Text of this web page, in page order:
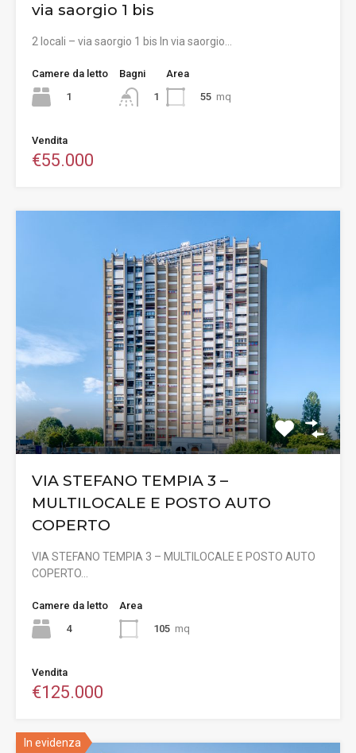
via saorgio 1 bis
2 locali – via saorgio 1 bis In via saorgio…
Camere da letto
1
Bagni
1
Area
55 mq
Vendita
€55.000
VIA STEFANO TEMPIA 3 –
MULTILOCALE E POSTO AUTO
COPERTO
VIA STEFANO TEMPIA 3 – MULTILOCALE E POSTO AUTO
COPERTO…
Camere da letto
4
Area
105 mq
Vendita
€125.000
In evidenza